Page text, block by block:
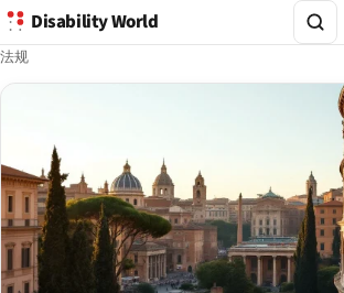
Disability World
法规